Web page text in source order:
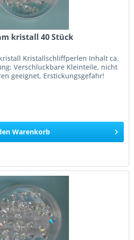
kristall 40 Stück
Kristallschliffperlen Inhalt ca.
Verschluckbare Kleinteile, nicht
geeignet, Erstickungsgefahr!
Warenkorb